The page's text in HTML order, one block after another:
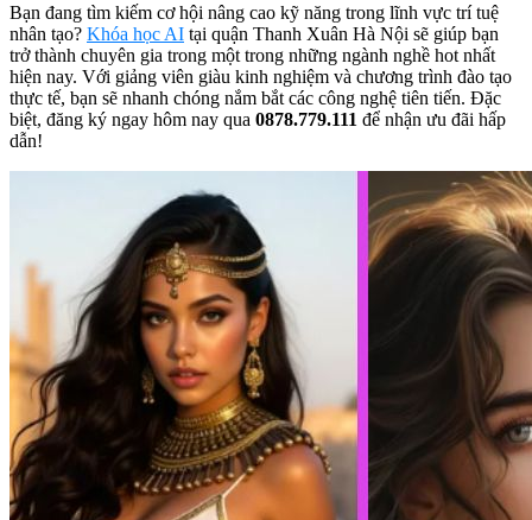
Bạn đang tìm kiếm cơ hội nâng cao kỹ năng trong lĩnh vực trí tuệ
nhân tạo? Khóa học AI tại quận Thanh Xuân Hà Nội sẽ giúp bạn
trở thành chuyên gia trong một trong những ngành nghề hot nhất
hiện nay. Với giảng viên giàu kinh nghiệm và chương trình đào tạo
thực tế, bạn sẽ nhanh chóng nắm bắt các công nghệ tiên tiến. Đặc
biệt, đăng ký ngay hôm nay qua 0878.779.111 để nhận ưu đãi hấp
dẫn!